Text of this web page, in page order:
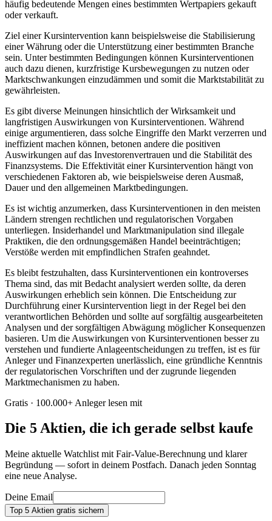
häufig bedeutende Mengen eines bestimmten Wertpapiers gekauft
oder verkauft.
Ziel einer Kursintervention kann beispielsweise die Stabilisierung
einer Währung oder die Unterstützung einer bestimmten Branche
sein. Unter bestimmten Bedingungen können Kursinterventionen
auch dazu dienen, kurzfristige Kursbewegungen zu nutzen oder
Marktschwankungen einzudämmen und somit die Marktstabilität zu
gewährleisten.
Es gibt diverse Meinungen hinsichtlich der Wirksamkeit und
langfristigen Auswirkungen von Kursinterventionen. Während
einige argumentieren, dass solche Eingriffe den Markt verzerren und
ineffizient machen können, betonen andere die positiven
Auswirkungen auf das Investorenvertrauen und die Stabilität des
Finanzsystems. Die Effektivität einer Kursintervention hängt von
verschiedenen Faktoren ab, wie beispielsweise deren Ausmaß,
Dauer und den allgemeinen Marktbedingungen.
Es ist wichtig anzumerken, dass Kursinterventionen in den meisten
Ländern strengen rechtlichen und regulatorischen Vorgaben
unterliegen. Insiderhandel und Marktmanipulation sind illegale
Praktiken, die den ordnungsgemäßen Handel beeinträchtigen;
Verstöße werden mit empfindlichen Strafen geahndet.
Es bleibt festzuhalten, dass Kursinterventionen ein kontroverses
Thema sind, das mit Bedacht analysiert werden sollte, da deren
Auswirkungen erheblich sein können. Die Entscheidung zur
Durchführung einer Kursintervention liegt in der Regel bei den
verantwortlichen Behörden und sollte auf sorgfältig ausgearbeiteten
Analysen und der sorgfältigen Abwägung möglicher Konsequenzen
basieren. Um die Auswirkungen von Kursinterventionen besser zu
verstehen und fundierte Anlageentscheidungen zu treffen, ist es für
Anleger und Finanzexperten unerlässlich, eine gründliche Kenntnis
der regulatorischen Vorschriften und der zugrunde liegenden
Marktmechanismen zu haben.
Gratis · 100.000+ Anleger lesen mit
Die 5 Aktien, die ich gerade selbst kaufe
Meine aktuelle Watchlist mit Fair-Value-Berechnung und klarer
Begründung — sofort in deinem Postfach. Danach jeden Sonntag
eine neue Analyse.
Deine Email
Top 5 Aktien gratis sichern